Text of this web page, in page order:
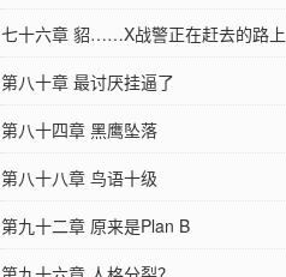
七十六章 貂……X战警正在赶去的路上
第八十章 最讨厌挂逼了
第八十四章 黑鹰坠落
第八十八章 鸟语十级
第九十二章 原来是Plan B